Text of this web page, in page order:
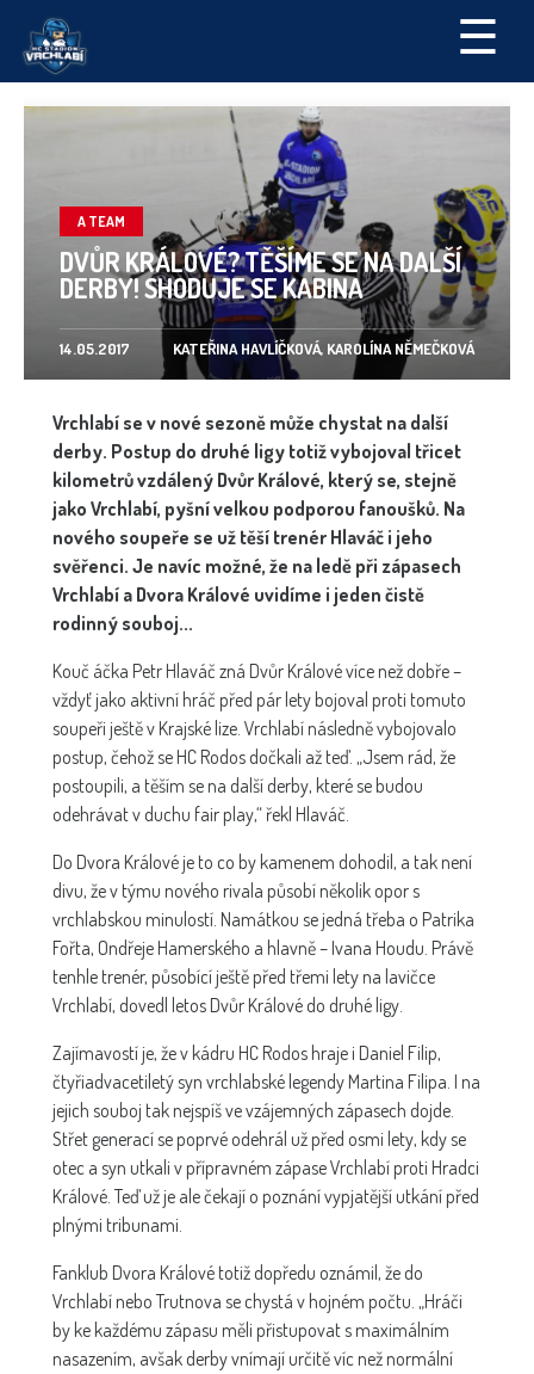
☰
A TEAM
DVŮR KRÁLOVÉ? TĚŠÍME SE NA DALŠÍ
DERBY! SHODUJE SE KABINA
14.05.2017 KATEŘINA HAVLÍČKOVÁ, KAROLÍNA NĚMEČKOVÁ
Vrchlabí se v nové sezoně může chystat na další
derby. Postup do druhé ligy totiž vybojoval třicet
kilometrů vzdálený Dvůr Králové, který se, stejně
jako Vrchlabí, pyšní velkou podporou fanoušků. Na
nového soupeře se už těší trenér Hlaváč i jeho
svěřenci. Je navíc možné, že na ledě při zápasech
Vrchlabí a Dvora Králové uvidíme i jeden čistě
rodinný souboj...
Kouč áčka Petr Hlaváč zná Dvůr Králové více než dobře –
vždyť jako aktivní hráč před pár lety bojoval proti tomuto
soupeři ještě v Krajské lize. Vrchlabí následně vybojovalo
postup, čehož se HC Rodos dočkali až teď. „Jsem rád, že
postoupili, a těším se na další derby, které se budou
odehrávat v duchu fair play,“ řekl Hlaváč.
Do Dvora Králové je to co by kamenem dohodil, a tak není
divu, že v týmu nového rivala působí několik opor s
vrchlabskou minulostí. Namátkou se jedná třeba o Patrika
Fořta, Ondřeje Hamerského a hlavně – Ivana Houdu. Právě
tenhle trenér, působící ještě před třemi lety na lavičce
Vrchlabí, dovedl letos Dvůr Králové do druhé ligy.
Zajímavostí je, že v kádru HC Rodos hraje i Daniel Filip,
čtyřiadvacetiletý syn vrchlabské legendy Martina Filipa. I na
jejich souboj tak nejspíš ve vzájemných zápasech dojde.
Střet generací se poprvé odehrál už před osmi lety, kdy se
otec a syn utkali v přípravném zápase Vrchlabí proti Hradci
Králové. Teď už je ale čekají o poznání vypjatější utkání před
plnými tribunami.
Fanklub Dvora Králové totiž dopředu oznámil, že do
Vrchlabí nebo Trutnova se chystá v hojném počtu. „Hráči
by ke každému zápasu měli přistupovat s maximálním
nasazením, avšak derby vnímají určitě víc než normální